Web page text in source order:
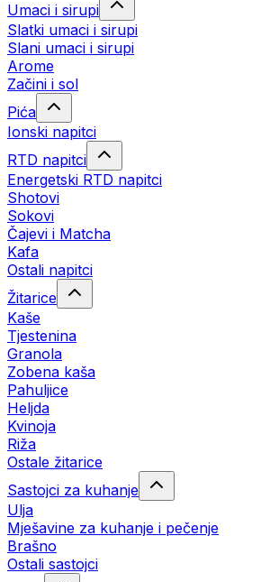
Umaci i sirupi
Slatki umaci i sirupi
Slani umaci i sirupi
Arome
Začini i sol
Pića
Ionski napitci
RTD napitci
Energetski RTD napitci
Shotovi
Sokovi
Čajevi i Matcha
Kafa
Ostali napitci
Žitarice
Kaše
Tjestenina
Granola
Zobena kaša
Pahuljice
Heljda
Kvinoja
Riža
Ostale žitarice
Sastojci za kuhanje
Ulja
Mješavine za kuhanje i pečenje
Brašno
Ostali sastojci